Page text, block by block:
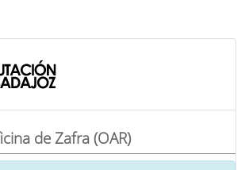
de Zafra (OAR)